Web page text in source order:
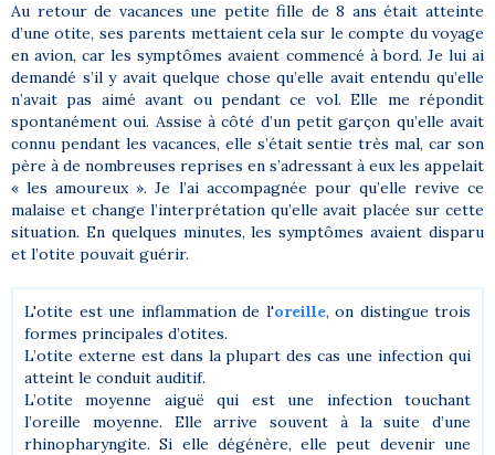
Au retour de vacances une petite fille de 8 ans était atteinte
d’une otite, ses parents mettaient cela sur le compte du voyage
en avion, car les symptômes avaient commencé à bord. Je lui ai
demandé s’il y avait quelque chose qu’elle avait entendu qu’elle
n’avait pas aimé avant ou pendant ce vol. Elle me répondit
spontanément oui. Assise à côté d’un petit garçon qu’elle avait
connu pendant les vacances, elle s’était sentie très mal, car son
père à de nombreuses reprises en s’adressant à eux les appelait
« les amoureux ». Je l’ai accompagnée pour qu’elle revive ce
malaise et change l’interprétation qu’elle avait placée sur cette
situation. En quelques minutes, les symptômes avaient disparu
et l’otite pouvait guérir.
L'otite est une inflammation de l'oreille, on distingue trois
formes principales d’otites.
L’otite externe est dans la plupart des cas une infection qui
atteint le conduit auditif.
L’otite moyenne aiguë qui est une infection touchant
l’oreille moyenne. Elle arrive souvent à la suite d’une
rhinopharyngite. Si elle dégénère, elle peut devenir une